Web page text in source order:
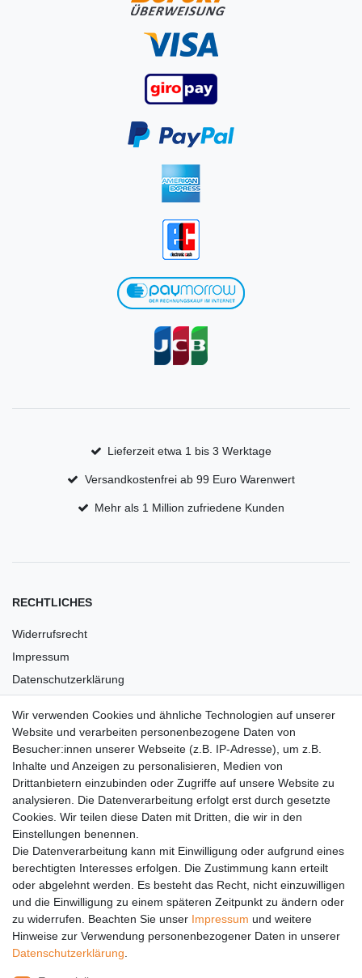
Lieferzeit etwa 1 bis 3 Werktage
Versandkostenfrei ab 99 Euro Warenwert
Mehr als 1 Million zufriedene Kunden
RECHTLICHES
Widerrufsrecht
Impressum
Datenschutzerklärung
Barrierefreiheit
Anleitungen
Vertrag widerrufen
PARTNER
DHL
GLS
PaketPLUS
SPONSORING
Wir verwenden Cookies und ähnliche Technologien auf unserer
Website und verarbeiten personenbezogene Daten von
Besucher:innen unserer Webseite (z.B. IP-Adresse), um z.B.
Inhalte und Anzeigen zu personalisieren, Medien von
Drittanbietern einzubinden oder Zugriffe auf unsere Website zu
analysieren. Die Datenverarbeitung erfolgt erst durch gesetzte
Cookies. Wir teilen diese Daten mit Dritten, die wir in den
Einstellungen benennen.
Die Datenverarbeitung kann mit Einwilligung oder aufgrund eines
berechtigten Interesses erfolgen. Die Zustimmung kann erteilt
oder abgelehnt werden. Es besteht das Recht, nicht einzuwilligen
und die Einwilligung zu einem späteren Zeitpunkt zu ändern oder
zu widerrufen. Beachten Sie unser Impressum und weitere
Hinweise zur Verwendung personenbezogener Daten in unserer
Daten­schutz­erklärung